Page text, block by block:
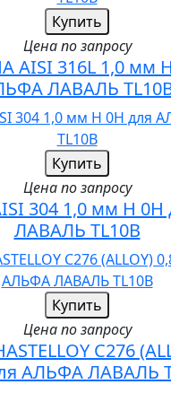
Купить
Цена по запросу
AISI 316L 1,0 мм
ЛАВАЛЬ
Купить
Цена по запросу
304 1,0 мм H
ЛАВАЛЬ TL10B
Купить
Цена по запросу
C276
АЛЬФА ЛАВАЛЬ